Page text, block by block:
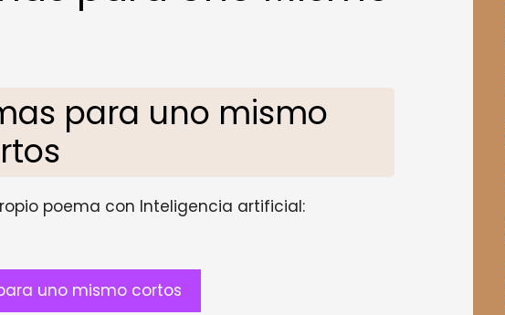
para uno mismo
poema con Inteligencia artificial:
uno mismo cortos